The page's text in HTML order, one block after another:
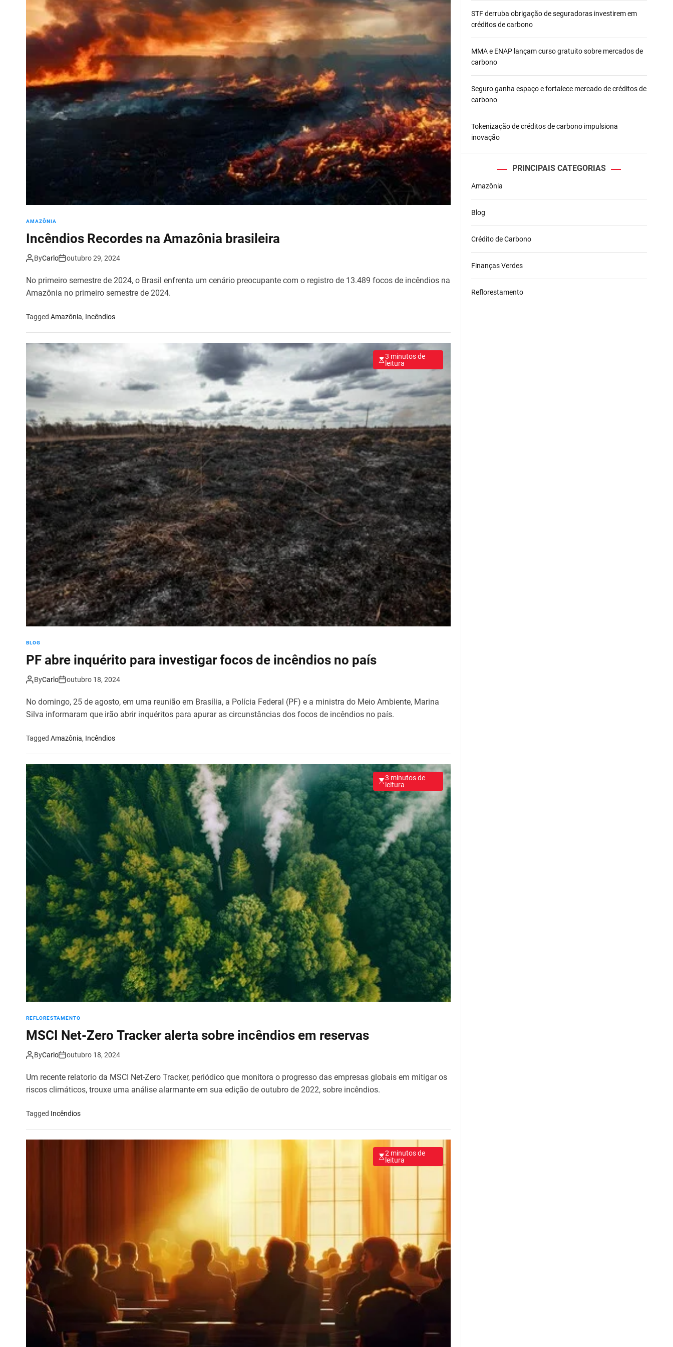
AMAZÔNIA
Incêndios Recordes na Amazônia brasileira
ByCarlo outubro 29, 2024
No primeiro semestre de 2024, o Brasil enfrenta um cenário preocupante com o registro de 13.489 focos de incêndios na
Amazônia no primeiro semestre de 2024.
Tagged Amazônia, Incêndios
3 minutos de
leitura
BLOG
PF abre inquérito para investigar focos de incêndios no país
ByCarlo outubro 18, 2024
No domingo, 25 de agosto, em uma reunião em Brasília, a Polícia Federal (PF) e a ministra do Meio Ambiente, Marina
Silva informaram que irão abrir inquéritos para apurar as circunstâncias dos focos de incêndios no país.
Tagged Amazônia, Incêndios
3 minutos de
leitura
REFLORESTAMENTO
MSCI Net-Zero Tracker alerta sobre incêndios em reservas
ByCarlo outubro 18, 2024
Um recente relatorio da MSCI Net-Zero Tracker, periódico que monitora o progresso das empresas globais em mitigar os
riscos climáticos, trouxe uma análise alarmante em sua edição de outubro de 2022, sobre incêndios.
Tagged Incêndios
2 minutos de
leitura
STF derruba obrigação de seguradoras investirem em
créditos de carbono
MMA e ENAP lançam curso gratuito sobre mercados de
carbono
Seguro ganha espaço e fortalece mercado de créditos de
carbono
Tokenização de créditos de carbono impulsiona
inovação
PRINCIPAIS CATEGORIAS
Amazônia
Blog
Crédito de Carbono
Finanças Verdes
Reflorestamento